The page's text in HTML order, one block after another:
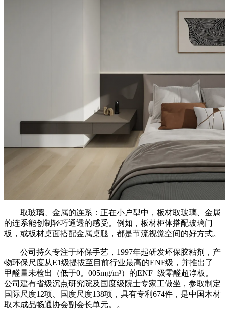
取玻璃、金属的连系：正在小户型中，板材取玻璃、金属
的连系能创制轻巧通透的感受。例如，板材柜体搭配玻璃门
板，或板材桌面搭配金属桌腿，都是节流视觉空间的好方式。
公司持久专注于环保手艺，1997年起研发环保胶粘剂，产
物环保尺度从E1级提拔至目前行业最高的ENF级，并推出了
甲醛量未检出（低于0。005mg/m³）的ENF+级零醛超净板。
公司建有省级沉点研究院及国度级院士专家工做坐，参取制定
国际尺度12项、国度尺度138项，具有专利674件，是中国木材
取木成品畅通协会副会长单元。‌‌。